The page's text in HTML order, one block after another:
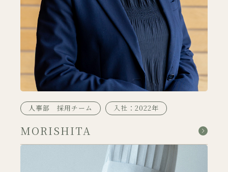
人事部 採用チーム 入社：2022年
MORISHITA